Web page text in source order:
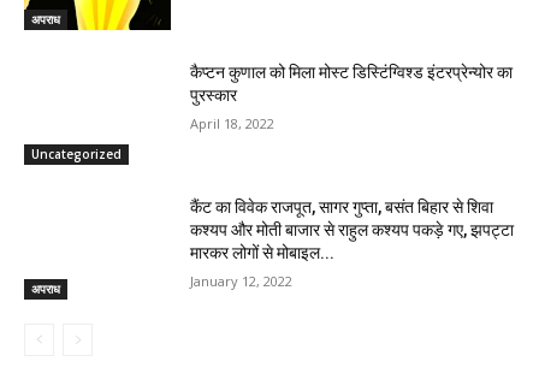
अपराध
Uncategorized
कैप्टन कुणाल को मिला मोस्ट डिस्टिंग्विश्ड इंटरप्रेन्योर का
पुरस्कार
April 18, 2022
अपराध
कैंट का विवेक राजपूत, सागर गुप्ता, बसंत बिहार से शिवा
कश्यप और मोती बाजार से राहुल कश्यप पकड़े गए, झपट्टा
मारकर लोगों से मोबाइल...
January 12, 2022